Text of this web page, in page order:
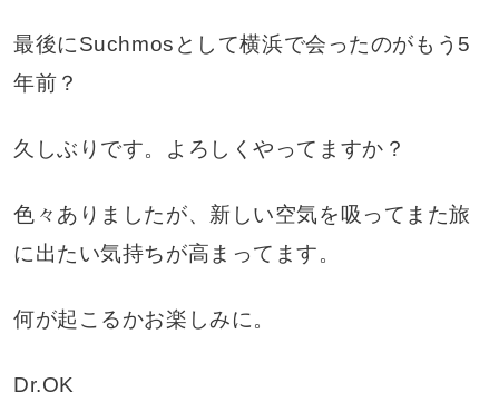
最後にSuchmosとして横浜で会ったのがもう5
年前？
久しぶりです。よろしくやってますか？
色々ありましたが、新しい空気を吸ってまた旅
に出たい気持ちが高まってます。
何が起こるかお楽しみに。
Dr.OK